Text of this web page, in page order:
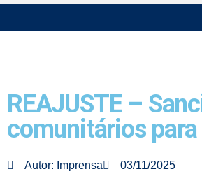
REAJUSTE –
comunitários
Autor: Imprensa 03/11/2025